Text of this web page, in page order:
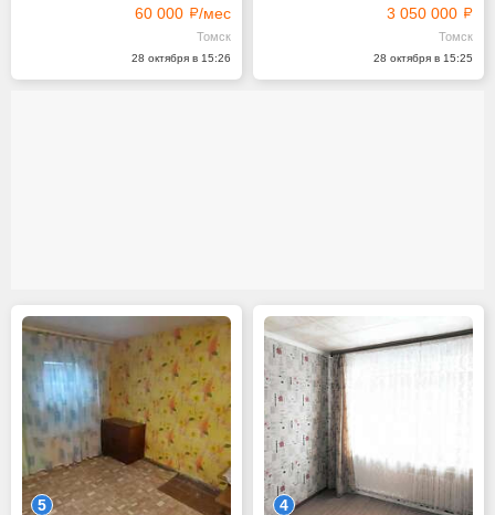
60 000 /мес
Томск
28 октября в 15:26
3 050 000
Томск
28 октября в 15:25
5 4